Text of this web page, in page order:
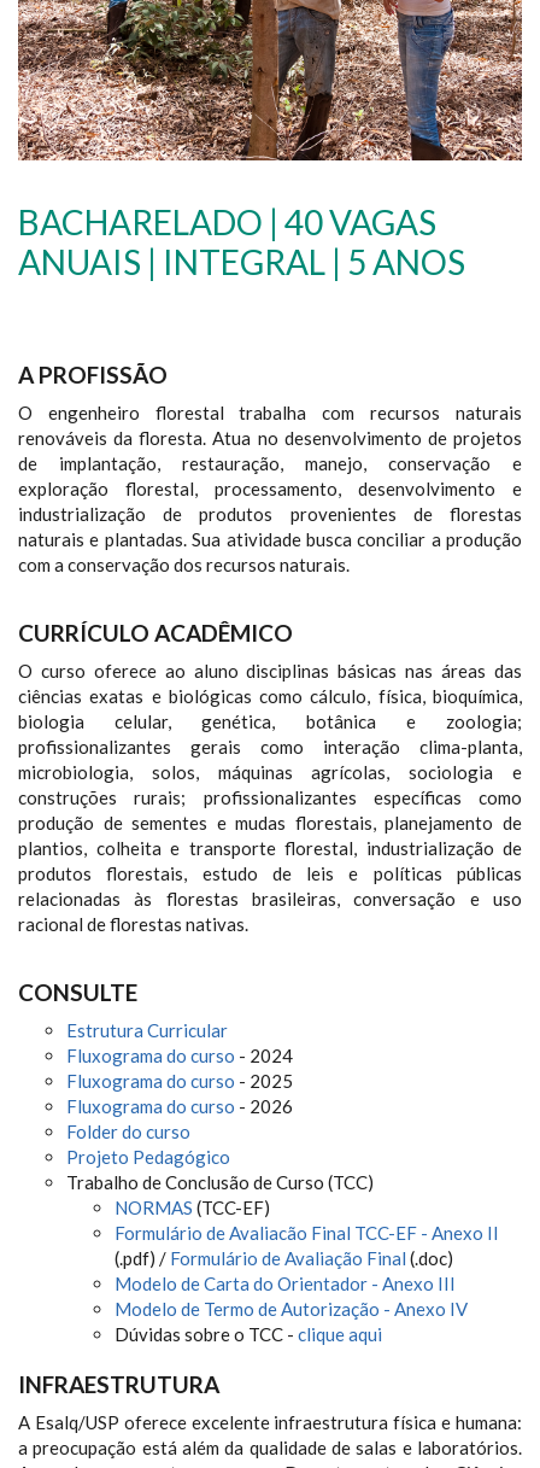
BACHARELADO | 40 VAGAS
ANUAIS | INTEGRAL | 5 ANOS
A PROFISSÃO
O engenheiro florestal trabalha com recursos naturais
renováveis da floresta. Atua no desenvolvimento de projetos
de implantação, restauração, manejo, conservação e
exploração florestal, processamento, desenvolvimento e
industrialização de produtos provenientes de florestas
naturais e plantadas. Sua atividade busca conciliar a produção
com a conservação dos recursos naturais.
CURRÍCULO ACADÊMICO
O curso oferece ao aluno disciplinas básicas nas áreas das
ciências exatas e biológicas como cálculo, física, bioquímica,
biologia celular, genética, botânica e zoologia;
profissionalizantes gerais como interação clima-planta,
microbiologia, solos, máquinas agrícolas, sociologia e
construções rurais; profissionalizantes específicas como
produção de sementes e mudas florestais, planejamento de
plantios, colheita e transporte florestal, industrialização de
produtos florestais, estudo de leis e políticas públicas
relacionadas às florestas brasileiras, conversação e uso
racional de florestas nativas.
CONSULTE
Estrutura Curricular
Fluxograma do curso - 2024
Fluxograma do curso - 2025
Fluxograma do curso - 2026
Folder do curso
Projeto Pedagógico
Trabalho de Conclusão de Curso (TCC)
NORMAS (TCC-EF)
Formulário de Avaliacão Final TCC-EF - Anexo II
(.pdf) / Formulário de Avaliação Final (.doc)
Modelo de Carta do Orientador - Anexo III
Modelo de Termo de Autorização - Anexo IV
Dúvidas sobre o TCC - clique aqui
INFRAESTRUTURA
A Esalq/USP oferece excelente infraestrutura física e humana:
a preocupação está além da qualidade de salas e laboratórios.